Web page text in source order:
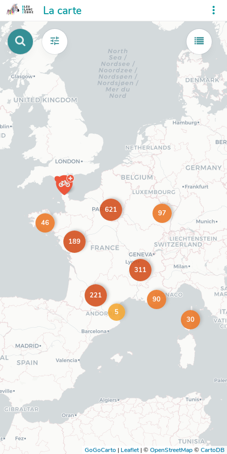
La carte
46
30
90
5
221
97
189
311
621
GoGoCarto | Leaflet |©OpenStreetMap©CartoDB